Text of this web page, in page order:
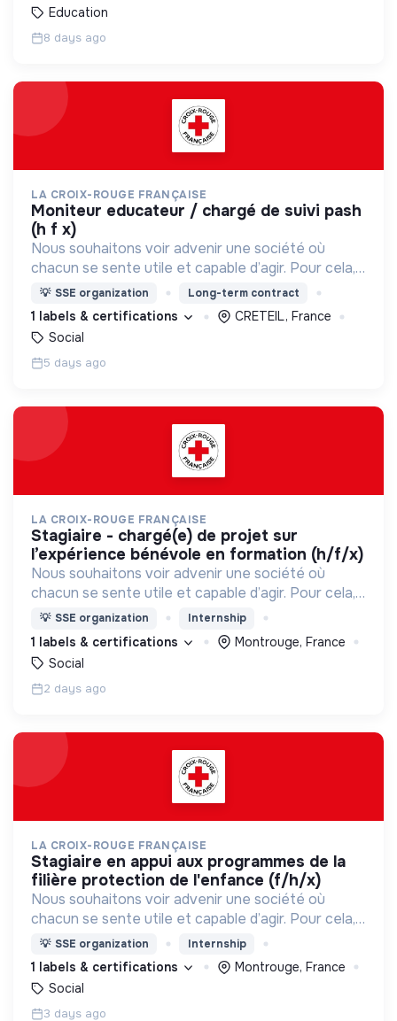
Education
8 days ago
LA CROIX-ROUGE FRANÇAISE
moniteur educateur / chargé de suivi pash
(h f x)
Nous souhaitons voir advenir une société où
chacun se sente utile et capable d’agir. Pour cela,
nous proposons des moyens et des lieux
d’engagement innovants et adaptés à tous.
💡 SSE organization Long-term contract
1 labels & certifications
CRETEIL, France
Social
5 days ago
LA CROIX-ROUGE FRANÇAISE
stagiaire - chargé(e) de projet sur
l’expérience bénévole en formation (h/f/x)
Nous souhaitons voir advenir une société où
chacun se sente utile et capable d’agir. Pour cela,
nous proposons des moyens et des lieux
d’engagement innovants et adaptés à tous.
💡 SSE organization Internship
1 labels & certifications
Montrouge, France
Social
2 days ago
LA CROIX-ROUGE FRANÇAISE
stagiaire en appui aux programmes de la
filière protection de l'enfance (f/h/x)
Nous souhaitons voir advenir une société où
chacun se sente utile et capable d’agir. Pour cela,
nous proposons des moyens et des lieux
d’engagement innovants et adaptés à tous.
💡 SSE organization Internship
1 labels & certifications
Montrouge, France
Social
3 days ago